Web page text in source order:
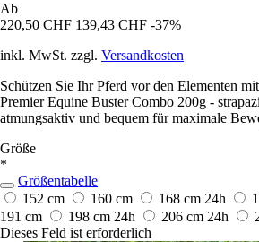
Ab
220,50 CHF 139,43 CHF -37%
inkl. MwSt. zzgl. Versandkosten
Schützen Sie Ihr Pferd vor den Elementen
Premier Equine Buster Combo 200g -
atmungsaktiv und bequem für maximale
Größe
*
Größentabelle
152 cm
160 cm 168 cm 24h
191 cm
198 cm 24h 206 cm 24h
Dieses Feld ist erforderlich